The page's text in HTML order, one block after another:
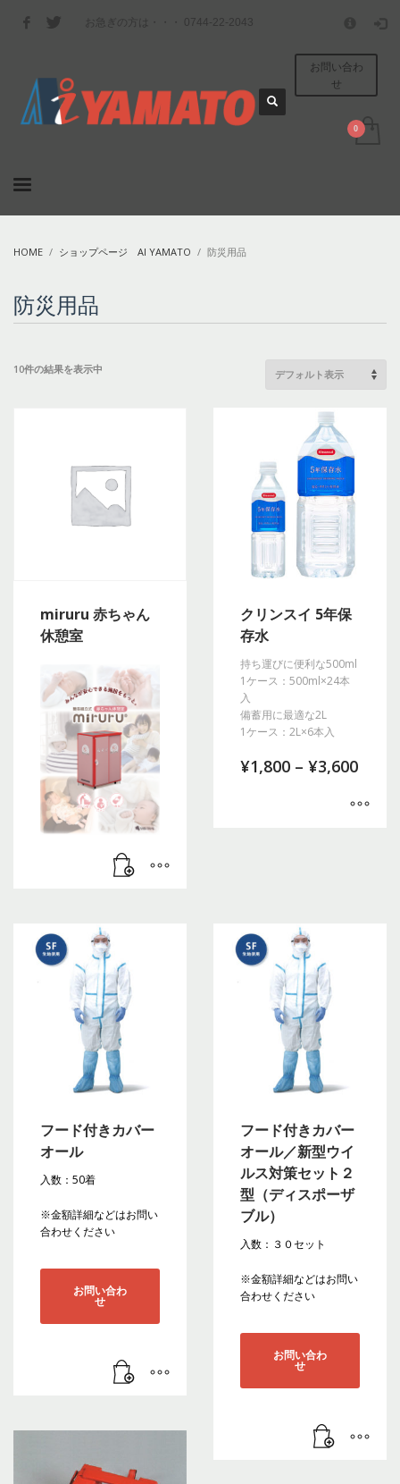
ショップのご利用方法
2 ご注文の確認をしてください
3 お支払いと配送方法をご記入ください
yamato.com にお問い合わせください
営業時間
月曜-金曜 9:00AM - 6:00PM
お急ぎの方は・・・ 0744-22-2043
お問い合わ
せ
HOME ショップページ AI YAMATO 防災用品
防災用品
10件の結果を表示中
miruru 赤ちゃん
休憩室
クリンスイ 5年保
存水
持ち運びに便利な500ml
1ケース：500ml×24本
入
備蓄用に最適な2L
1ケース：2L×6本入
¥1,800 – ¥3,600
フード付きカバー
オール
入数：50着
※金額詳細などはお問い
合わせください
お問い合わ
せ
フード付きカバー
オール／新型ウイ
ルス対策セット２
型（ディスポーザ
ブル）
入数：３０セット
※金額詳細などはお問い
合わせください
お問い合わ
せ